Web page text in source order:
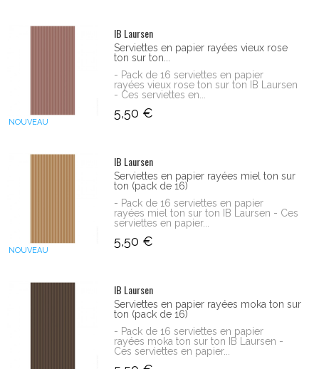
NOUVEAU
IB Laursen
Serviettes en papier rayées vieux rose
ton sur ton...
- Pack de 16 serviettes en papier
rayées vieux rose ton sur ton IB Laursen
- Ces serviettes en...
5,50 €
NOUVEAU
IB Laursen
Serviettes en papier rayées miel ton sur
ton (pack de 16)
- Pack de 16 serviettes en papier
rayées miel ton sur ton IB Laursen - Ces
serviettes en papier...
5,50 €
IB Laursen
Serviettes en papier rayées moka ton sur
ton (pack de 16)
- Pack de 16 serviettes en papier
rayées moka ton sur ton IB Laursen -
Ces serviettes en papier...